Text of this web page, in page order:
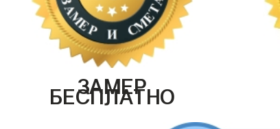
ЗАМЕР
БЕСПЛАТНО